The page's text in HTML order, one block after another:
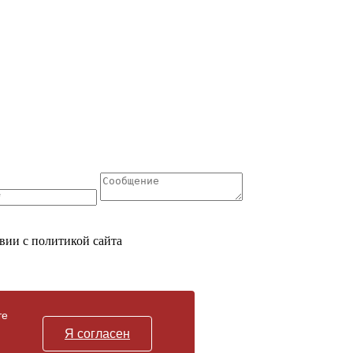
Я согласен
с политикой сайта